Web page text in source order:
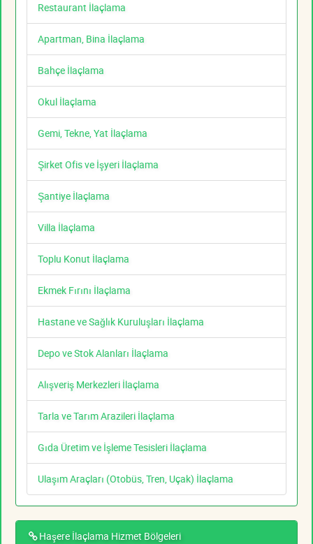
Restaurant İlaçlama
Apartman, Bina İlaçlama
Bahçe İlaçlama
Okul İlaçlama
Gemi, Tekne, Yat İlaçlama
Şirket Ofis ve İşyeri İlaçlama
Şantiye İlaçlama
Villa İlaçlama
Toplu Konut İlaçlama
Ekmek Fırını İlaçlama
Hastane ve Sağlık Kuruluşları İlaçlama
Depo ve Stok Alanları İlaçlama
Alışveriş Merkezleri İlaçlama
Tarla ve Tarım Arazileri İlaçlama
Gıda Üretim ve İşleme Tesisleri İlaçlama
Ulaşım Araçları (Otobüs, Tren, Uçak) İlaçlama
Haşere İlaçlama Hizmet Bölgeleri